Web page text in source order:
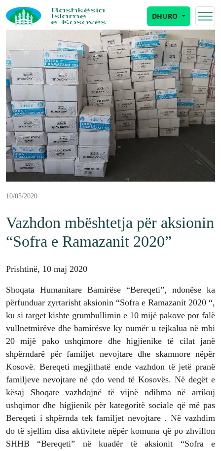
DHURO
10/05/2020
Vazhdon mbështetja për aksionin
“Sofra e Ramazanit 2020”
Prishtinë, 10 maj 2020
Shoqata Humanitare Bamirëse “Bereqeti”, ndonëse ka
përfunduar zyrtarisht aksionin “Sofra e Ramazanit 2020 “,
ku si target kishte grumbullimin e 10 mijë pakove por falë
vullnetmirëve dhe bamirësve ky numër u tejkalua në mbi
20 mijë pako ushqimore dhe higjienike të cilat janë
shpërndarë për familjet nevojtare dhe skamnore nëpër
Kosovë. Bereqeti megjithatë ende vazhdon të jetë pranë
familjeve nevojtare në çdo vend të Kosovës. Në degët e
kësaj Shoqate vazhdojnë të vijnë ndihma në artikuj
ushqimor dhe higjienik për kategoritë sociale që më pas
Bereqeti i shpërnda tek familjet nevojtare . Në vazhdim
do të sjellim disa aktivitete nëpër komuna që po zhvillon
SHHB “Bereqeti” në kuadër të aksionit “Sofra e